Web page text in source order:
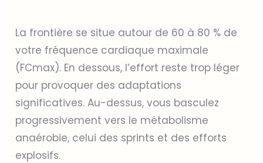
La frontière se situe autour de 60 à 80 % de
votre fréquence cardiaque maximale
(FCmax). En dessous, l’effort reste trop léger
pour provoquer des adaptations
significatives. Au-dessus, vous basculez
progressivement vers le métabolisme
anaérobie, celui des sprints et des efforts
explosifs.